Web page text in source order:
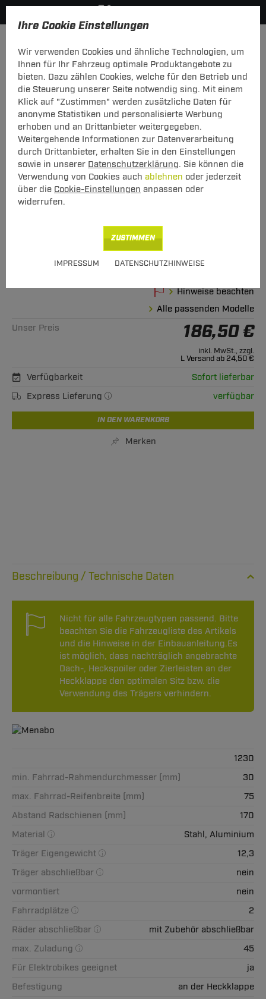
Ihre Cookie Einstellungen
Wir verwenden Cookies und ähnliche Technologien, um
Ihnen für Ihr Fahrzeug optimale Produktangebote zu
bieten. Dazu zählen Cookies, welche für den Betrieb und
die Steuerung unserer Seite notwendig sing. Mit einem
Klick auf "Zustimmen" werden zusätzliche Daten für
anonyme Statistiken und personalisierte Werbung
erhoben und an Drittanbieter weitergegeben.
Weitergehende Informationen zur Datenverarbeitung
durch Drittanbieter, erhalten Sie in den Einstellungen
sowie in unserer Datenschutzerklärung. Sie können die
Verwendung von Cookies auch ablehnen oder jederzeit
über die Cookie-Einstellungen anpassen oder
widerrufen.
IMPRESSUM DATENSCHUTZHINWEISE
ZUSTIMMEN
Hier geht's zur Fahrzeugübersicht: Kia Venga
Heck-Fahrradträger Stand Up 2 für Kia
Venga Typ YN (02.2010 - jetzt)
Hinweise beachten
Alle passenden Modelle
Unser Preis
186,50 €
inkl. MwSt., zzgl.
L Versand ab 24,50 €
Verfügbarkeit
Sofort lieferbar
Express Lieferung
verfügbar
IN DEN WARENKORB
Merken
Technische Daten
Nicht für alle Fahrzeugtypen passend. Bitte
beachten Sie die Fahrzeugliste des Artikels
und die Hinweise in der Einbauanleitung.Es
ist möglich, dass nachträglich angebrachte
Dach-, Heckspoiler oder Zierleisten an der
Heckklappe den optimalen Sitz bzw. die
Verwendung des Trägers verhindern.
1230
min. Fahrrad-Rahmendurchmesser (mm)
30
max. Fahrrad-Reifenbreite (mm)
75
Abstand Radschienen (mm)
170
Material
Stahl, Aluminium
Träger Eigengewicht
12,3
Träger abschließbar
nein
vormontiert
nein
Fahrradplätze
2
Räder abschließbar
mit Zubehör abschließbar
max. Zuladung
45
Für Elektrobikes geeignet
ja
Befestigung
an der Heckklappe